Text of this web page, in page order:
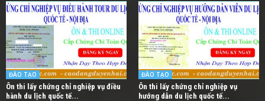
ĐÀO TẠO
Ôn thi lấy chứng chỉ nghiệp vụ điều
hành du lịch quốc tế...
ĐÀO TẠO
Ôn thi lấy chứng chỉ nghiệp vụ
hướng dẫn du lịch quốc tế...